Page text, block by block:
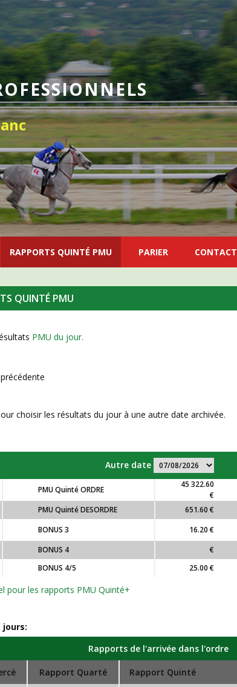
RAPPORTS QUINTÉ PMU PARIER CONTACT
QUINTÉ PMU
PMU du jour.
choisir les résultats du jour à une autre date archivée.
Autre date
PMU Quinté ORDRE
45 322.60
€
PMU Quinté DESORDRE
651.60 €
BONUS 3
16.20 €
BONUS 4
€
BONUS 4/5 25.00 €
pour les rapports PMU Quinté+
jours:
Rapports de l'arrivée dans l'ordre
Rapport Quarté Rapport Quinté